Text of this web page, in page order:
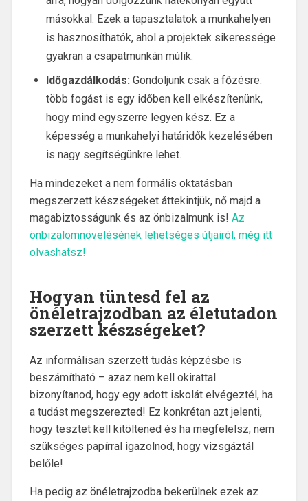
másokkal. Ezek a tapasztalatok a munkahelyen
is hasznosíthatók, ahol a projektek sikeressége
gyakran a csapatmunkán múlik.
Időgazdálkodás: Gondoljunk csak a főzésre:
több fogást is egy időben kell elkészítenünk,
hogy mind egyszerre legyen kész. Ez a
képesség a munkahelyi határidők kezelésében
is nagy segítségünkre lehet.
Ha mindezeket a nem formális oktatásban
megszerzett készségeket áttekintjük, nő majd a
magabiztosságunk és az önbizalmunk is! Az
önbizalomnövelésének lehetséges útjairól, még itt
olvashatsz!
Hogyan tüntesd fel az
önéletrajzodban az életutadon
szerzett készségeket?
Az informálisan szerzett tudás képzésbe is
beszámítható – azaz nem kell okirattal
bizonyítanod, hogy egy adott iskolát elvégeztél, ha
a tudást megszerezted! Ez konkrétan azt jelenti,
hogy tesztet kell kitöltened és ha megfelelsz, nem
szükséges papírral igazolnod, hogy vizsgáztál
belőle!
Ha pedig az önéletrajzodba bekerülnek ezek az